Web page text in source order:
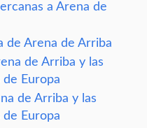
a Arena de
de Arena de Arriba
de Arriba y las
Europa
de Arriba y las
Europa